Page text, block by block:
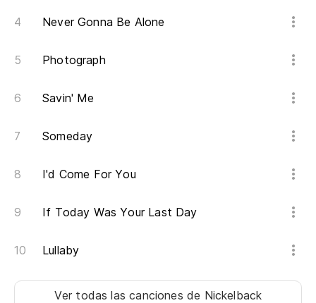
Never Gonna Be Alone
Photograph
Savin' Me
Someday
I'd Come For You
If Today Was Your Last Day
Lullaby
Ver todas las canciones de Nickelback